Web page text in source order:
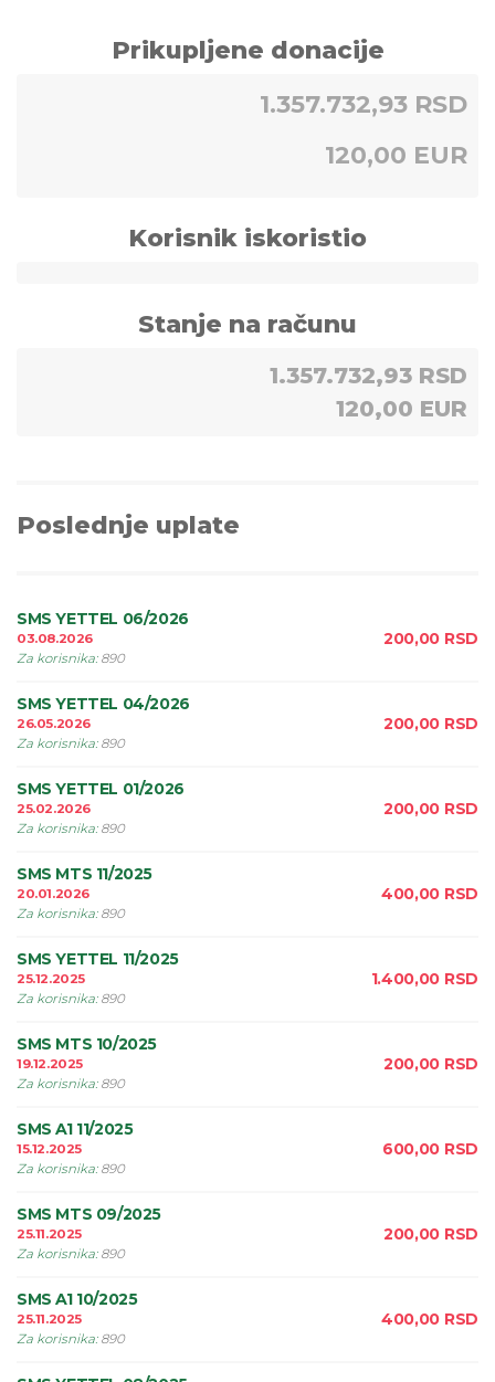
Prikupljene donacije
1.357.732,93 RSD
120,00 EUR
Korisnik iskoristio
Stanje na računu
1.357.732,93 RSD
120,00 EUR
Poslednje uplate
SMS YETTEL 06/2026
03.08.2026
Za korisnika: 890
200,00 RSD
SMS YETTEL 04/2026
26.05.2026
Za korisnika: 890
200,00 RSD
SMS YETTEL 01/2026
25.02.2026
Za korisnika: 890
200,00 RSD
SMS MTS 11/2025
20.01.2026
Za korisnika: 890
400,00 RSD
SMS YETTEL 11/2025
25.12.2025
Za korisnika: 890
1.400,00 RSD
SMS MTS 10/2025
19.12.2025
Za korisnika: 890
200,00 RSD
SMS A1 11/2025
15.12.2025
Za korisnika: 890
600,00 RSD
SMS MTS 09/2025
25.11.2025
Za korisnika: 890
200,00 RSD
SMS A1 10/2025
25.11.2025
Za korisnika: 890
400,00 RSD